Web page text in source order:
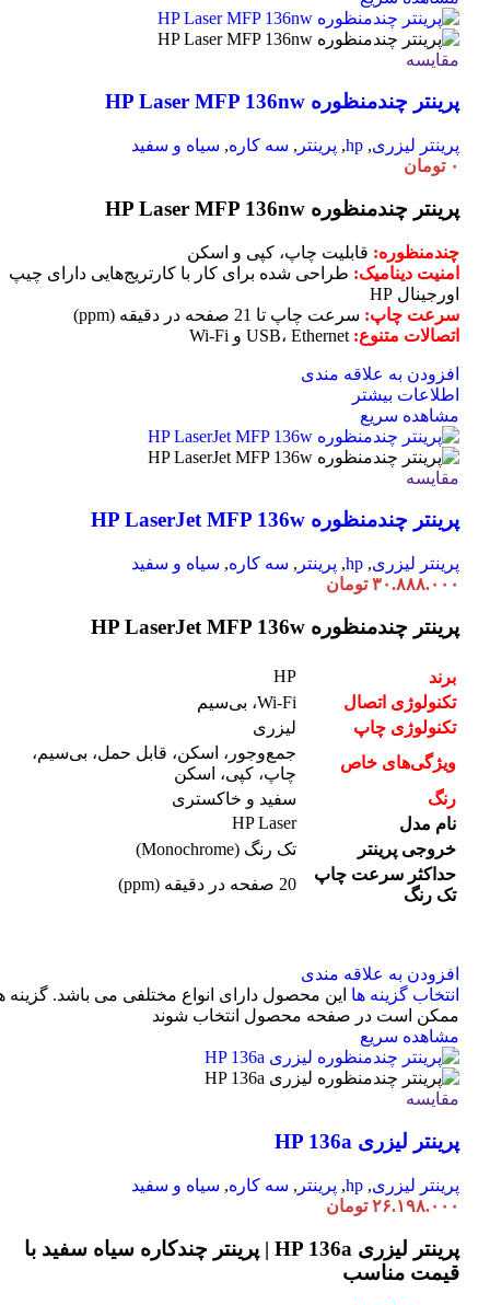
مقایسه
پرینتر چندمنظوره HP Laser MFP 136nw
پرینتر لیزری,
hp
, پرینتر , سه کاره, سیاه و سفید
۰ تومان
پرینتر چندمنظوره HP Laser MFP 136nw
چندمنظوره: قابلیت چاپ، کپی و اسکن
امنیت دینامیک: طراحی شده برای کار با کارتریج‌هایی دارای چیپ
اورجینال HP
سرعت چاپ: سرعت چاپ تا 21 صفحه در دقیقه (ppm)
اتصالات متنوع:
افزودن به علاقه مندی
اطلاعات بیشتر
مشاهده سریع
مقایسه
پرینتر چندمنظوره HP LaserJet MFP 136w
پرینتر لیزری,
hp
, پرینتر , سه کاره, سیاه و سفید
۳۰.۸۸۸.۰۰۰ تومان
پرینتر چندمنظوره HP LaserJet MFP 136w
برند
HP
تکنولوژی اتصال
Wi-Fi، بی‌سیم
تکنولوژی چاپ
لیزری
ویژگی‌های خاص
جمع‌وجور، اسکن، قابل حمل، بی‌سیم،
چاپ، کپی، اسکن
رنگ
سفید و خاکستری
نام مدل
HP Laser
خروجی پرینتر
تک رنگ (Monochrome)
حداکثر سرعت چاپ
تک رنگ
20 صفحه در دقیقه (ppm)
افزودن به علاقه مندی
انتخاب گزینه ها این محصول دارای انواع مختلفی می باشد. گزینه
ممکن است در صفحه محصول انتخاب شوند
مشاهده سریع
مقایسه
پرینتر لیزری HP 136a
پرینتر لیزری,
hp
, پرینتر , سه کاره, سیاه و سفید
۲۶.۱۹۸.۰۰۰ تومان
پرینتر لیزری HP 136a | پرینتر چندکاره سیاه سفید با
قیمت مناسب